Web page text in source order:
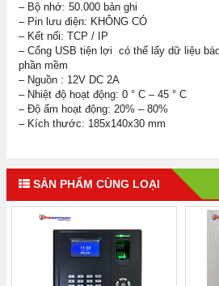
– Bộ nhớ: 50.000 bản ghi
– Pin lưu điện: KHÔNG CÓ
– Kết nối: TCP / IP
– Cổng USB tiện lợi có thể lấy dữ liệu
phần mềm
– Nguồn : 12V DC 2A
– Nhiệt độ hoạt động: 0 ° C – 45 ° C
– Độ ẩm hoạt động: 20% – 80%
– Kích thước: 185x140x30 mm
SẢN PHẨM CÙNG LOẠI